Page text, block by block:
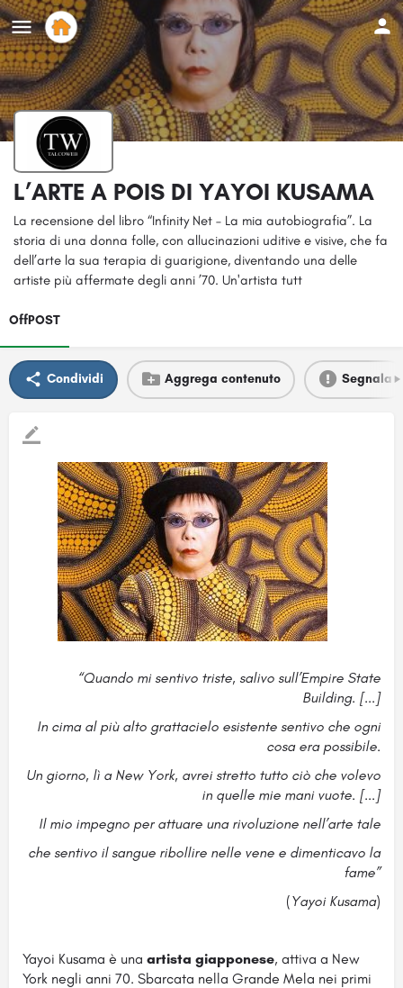
L’ARTE A POIS DI YAYOI KUSAMA
La recensione del libro “Infinity Net – La mia autobiografia”. La
storia di una donna folle, con allucinazioni uditive e visive, che fa
dell’arte la sua terapia di guarigione, diventando una delle
artiste più affermate degli anni ’70. Un'artista tutt
OffPOST
Condividi Aggrega contenuto Segnala
“Quando mi sentivo triste, salivo sull’Empire State
Building. [...]
In cima al più alto grattacielo esistente sentivo che ogni
cosa era possibile.
Un giorno, lì a New York, avrei stretto tutto ciò che volevo
in quelle mie mani vuote. [...]
Il mio impegno per attuare una rivoluzione nell’arte tale
che sentivo il sangue ribollire nelle vene e dimenticavo la
fame”
(Yayoi Kusama)
Yayoi Kusama è una artista giapponese, attiva a New
York negli anni 70. Sbarcata nella Grande Mela nei primi